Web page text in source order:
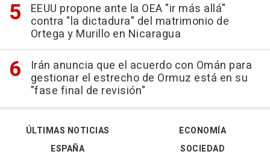
EEUU propone ante la OEA "ir más allá"
contra "la dictadura" del matrimonio de
Ortega y Murillo en Nicaragua
Irán anuncia que el acuerdo con Omán para
gestionar el estrecho de Ormuz está en su
"fase final de revisión"
ÚLTIMAS NOTICIAS
ESPAÑA
ECONOMÍA
SOCIEDAD